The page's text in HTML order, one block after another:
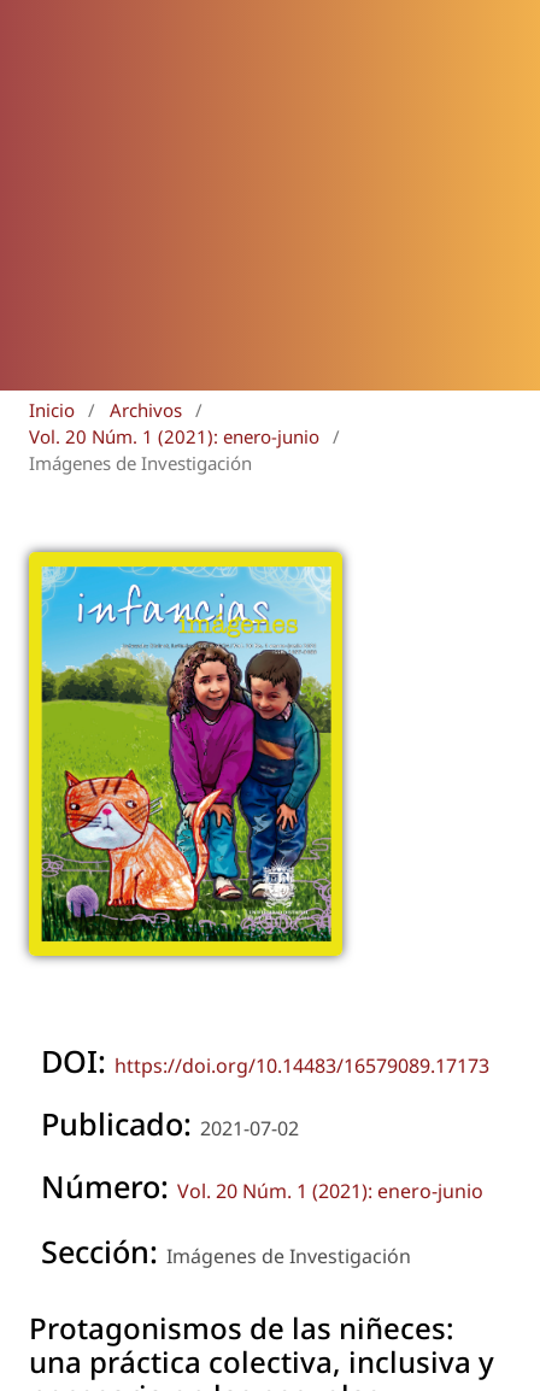
Inicio / Archivos /
Vol. 20 Núm. 1 (2021): enero-junio /
Imágenes de Investigación
DOI: https://doi.org/10.14483/16579089.17173
Publicado: 2021-07-02
Número: Vol. 20 Núm. 1 (2021): enero-junio
Sección: Imágenes de Investigación
Protagonismos de las niñeces:
una práctica colectiva, inclusiva y